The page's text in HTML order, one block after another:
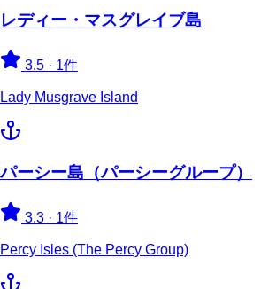
レディー・マスグレイブ島
3.5 · 1件
Lady Musgrave Island
パーシー島（パーシーグループ）
3.3 · 1件
Percy Isles (The Percy Group)